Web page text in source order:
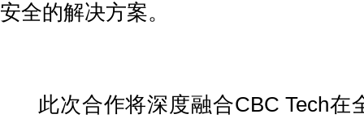
安全的解决方案。
此次合作将深度融合CBC Tech在